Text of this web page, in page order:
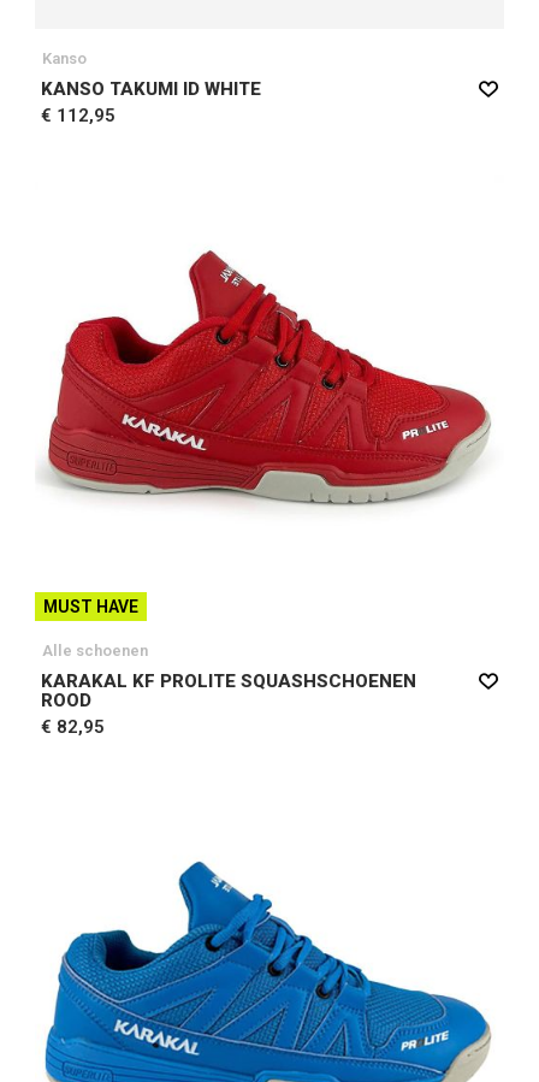
Kanso
KANSO TAKUMI ID WHITE
€ 112,95
MUST HAVE
Alle schoenen
KARAKAL KF PROLITE SQUASHSCHOENEN
ROOD
€ 82,95